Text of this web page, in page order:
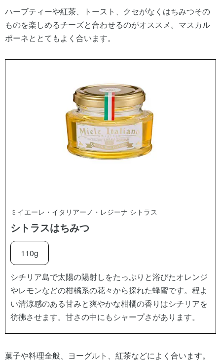
ハーブティーや紅茶、トースト、クセがなくはちみつその
ものを楽しめるチーズと合わせるのがオススメ。マスカル
ポーネととてもよく合います。
ミイエーレ・イタリアーノ・レジーナ シトラス
シトラスはちみつ
110g
シチリア島で太陽の陽射しをたっぷりと浴びたオレンジ
やレモンなどの柑橘系の花々から採れた蜂蜜です。程よ
い清涼感のある甘みと爽やかな柑橘の香りはシチリアを
彷彿させます。甘さの中にもシャープさがあります。
菓子や料理全般、ヨーグルト、紅茶などによく合います。